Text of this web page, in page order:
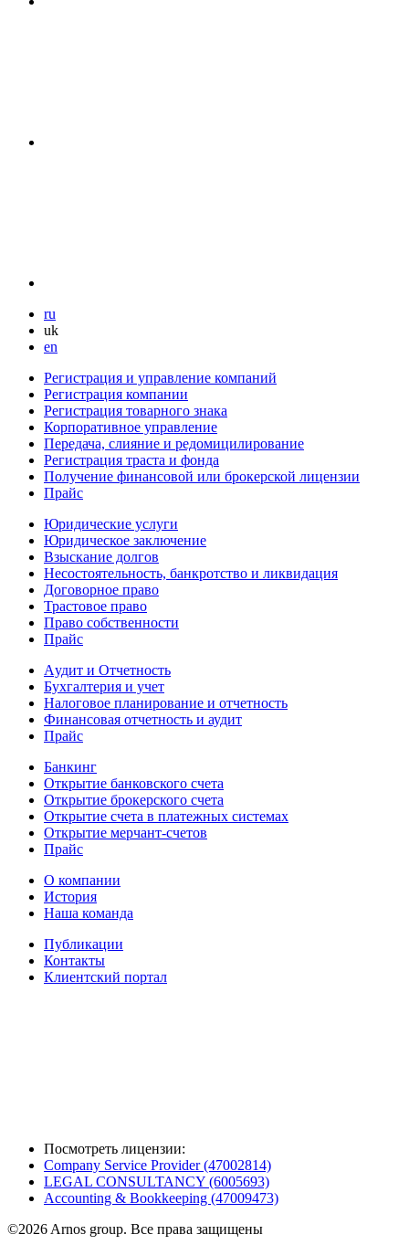
ru
uk
en
Регистрация и управление компаний
Регистрация компании
Регистрация товарного знака
Корпоративное управление
Передача, слияние и редомицилирование
Регистрация траста и фонда
Получение финансовой или брокерской лицензии
Прайс
Юридические услуги
Юридическое заключение
Взыскание долгов
Несостоятельность, банкротство и ликвидация
Договорное право
Трастовое право
Право собственности
Прайс
Aудит и Отчетность
Бухгалтерия и учет
Налоговое планирование и отчетность
Финансовая отчетность и аудит
Прайс
Банкинг
Открытие банковского счета
Открытие брокерского счета
Открытие счета в платежных системах
Открытие мерчант-счетов
Прайс
О компании
История
Наша команда
Публикации
Контакты
Клиентский портал
Посмотреть лицензии:
Company Service Provider (47002814)
LEGAL CONSULTANCY (6005693)
Accounting & Bookkeeping (47009473)
©2026Arnos group. Все права защищены